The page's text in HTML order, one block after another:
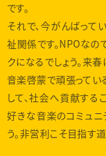
です。
それで、今がんばっ
祉関係です。NPOなの
クになるでしょう。来
音楽啓蒙で頑張ってい
して、社会へ貢献する
好きな音楽のコミュ
う。非営利こそ目指す